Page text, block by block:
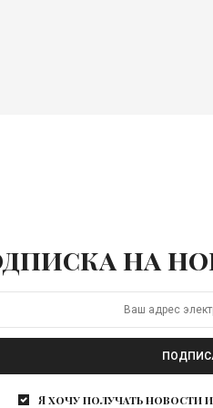
на
Я хочу получать новости